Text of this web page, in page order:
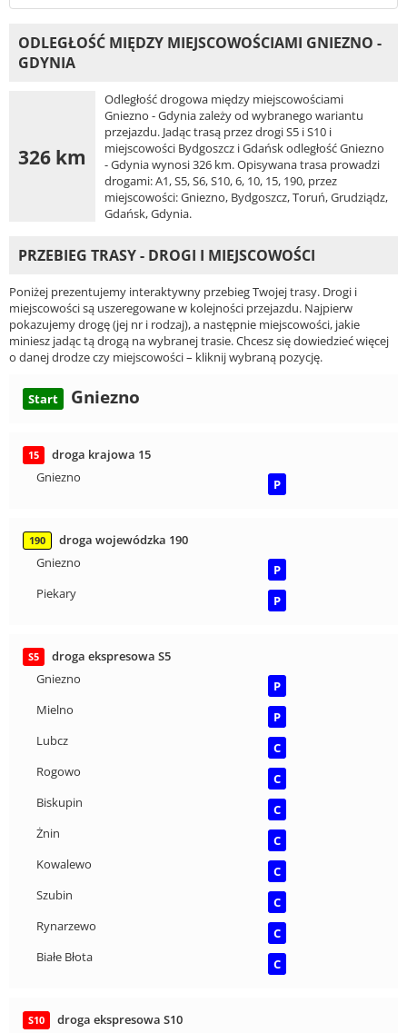
ODLEGŁOŚĆ MIĘDZY MIEJSCOWOŚCIAMI GNIEZNO -
GDYNIA
326 km
Odległość drogowa między miejscowościami
Gniezno - Gdynia zależy od wybranego wariantu
przejazdu. Jadąc trasą przez drogi S5 i S10 i
miejscowości Bydgoszcz i Gdańsk odległość Gniezno
- Gdynia wynosi 326 km. Opisywana trasa prowadzi
drogami: A1, S5, S6, S10, 6, 10, 15, 190, przez
miejscowości: Gniezno, Bydgoszcz, Toruń, Grudziądz,
Gdańsk, Gdynia.
PRZEBIEG TRASY - DROGI I MIEJSCOWOŚCI
Poniżej prezentujemy interaktywny przebieg Twojej trasy. Drogi i
miejscowości są uszeregowane w kolejności przejazdu. Najpierw
pokazujemy drogę (jej nr i rodzaj), a następnie miejscowości, jakie
miniesz jadąc tą drogą na wybranej trasie. Chcesz się dowiedzieć więcej
o danej drodze czy miejscowości – kliknij wybraną pozycję.
Start Gniezno
15
droga krajowa 15
Gniezno
P
190
droga wojewódzka 190
Gniezno
P
Piekary
P
S5
droga ekspresowa S5
Gniezno
P
Mielno
P
Lubcz
C
Rogowo
C
Biskupin
C
Żnin
C
Kowalewo
C
Szubin
C
Rynarzewo
C
Białe Błota
C
S10
droga ekspresowa S10